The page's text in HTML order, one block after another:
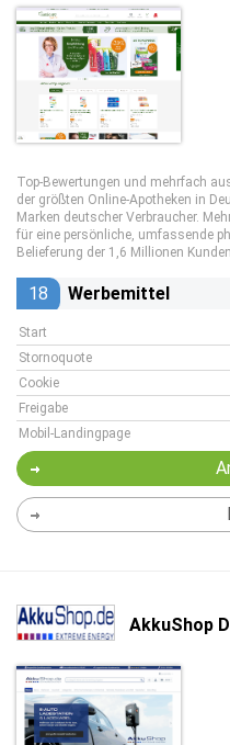
Top-Bewertungen und mehrfach
der größten Online-Apotheken in
Marken deutscher Verbraucher.
für eine persönliche, umfassende
Belieferung der 1,6 Millionen
18 Werbemittel
Start
Stornoquote
Cookie
Freigabe
Mobil-Landingpage
AkkuShop